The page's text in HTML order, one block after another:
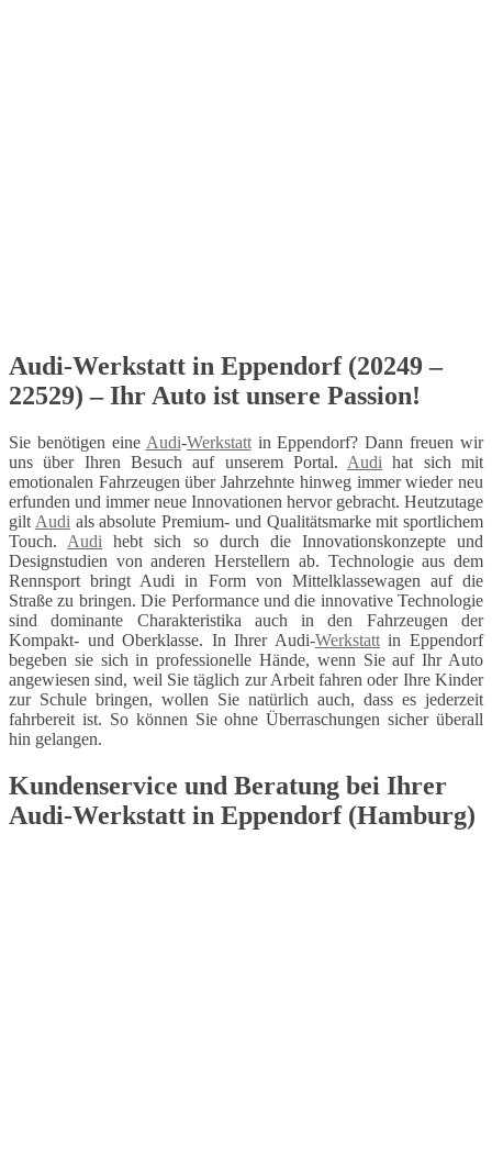
Audi-Werkstatt in Eppendorf (20249 –
22529) – Ihr Auto ist unsere Passion!
Sie benötigen eine Audi-Werkstattin Eppendorf? Dann freuen wir
uns über Ihren Besuch auf unserem Portal. Audi hat sich mit
emotionalen Fahrzeugen über Jahrzehnte hinweg immer wieder neu
erfunden und immer neue Innovationen hervor gebracht. Heutzutage
gilt Audi als absolute Premium- und Qualitätsmarke mit sportlichem
Touch. Audi hebt sich so durch die Innovationskonzepte und
Designstudien von anderen Herstellern ab. Technologie aus dem
Rennsport bringt Audi in Form von Mittelklassewagen auf die
Straße zu bringen. Die Performance und die innovative Technologie
sind dominante Charakteristika auch in den Fahrzeugen der
Kompakt- und Oberklasse. In Ihrer Audi-Werkstattin Eppendorf
begeben sie sich in professionelle Hände, wenn Sie auf Ihr Auto
angewiesen sind, weil Sie täglich zur Arbeit fahren oder Ihre Kinder
zur Schule bringen, wollen Sie natürlich auch, dass es jederzeit
fahrbereit ist. So können Sie ohne Überraschungen sicher überall
hin gelangen.
Kundenservice und Beratung bei Ihrer
Audi-Werkstatt in Eppendorf (Hamburg)